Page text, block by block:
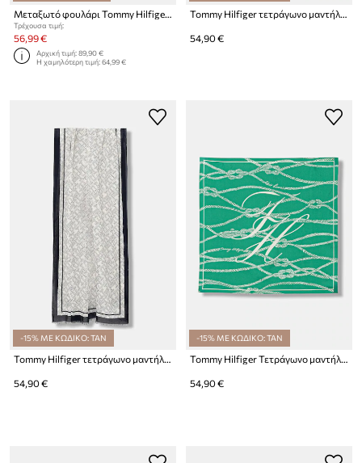
Μεταξωτό φουλάρι Tommy Hilfiger
Τρέχουσα τιμή:
56,99 €
Αρχική τιμή:89,90 €
Η χαμηλότερη τιμή:64,99 €
Tommy Hilfiger τετράγωνο μαντήλι γυναικείο μεταξωτό
54,90 €
-15% ΜΕ ΚΩΔΙΚΟ: TAN
Tommy Hilfiger τετράγωνο μαντήλι γυναικείο μεταξωτό
54,90 €
-15% ΜΕ ΚΩΔΙΚΟ: TAN
Tommy Hilfiger Τετράγωνο μαντήλι γυναικείο μεταξωτό
54,90 €